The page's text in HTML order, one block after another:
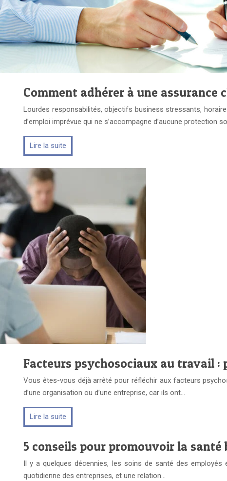
Comment adhérer à une assurance
Lourdes responsabilités, objectifs business stressants,
d’emploi imprévue qui ne s’accompagne d’aucune protection
Lire la suite
Facteurs psychosociaux au travail :
Vous êtes-vous déjà arrêté pour réfléchir aux facteurs
d’une organisation ou d’une entreprise, car ils ont…
Lire la suite
5 conseils pour promouvoir la
Il y a quelques décennies, les soins de santé des
quotidienne des entreprises, et une relation…